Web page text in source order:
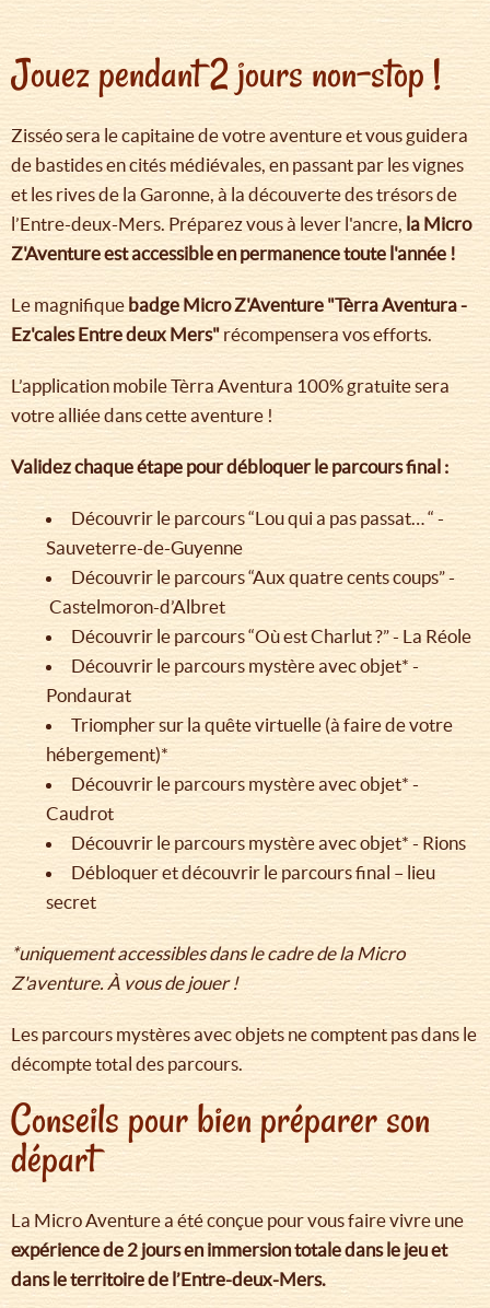
Jouez pendant 2 jours non-stop !
Zisséo sera le capitaine de votre aventure et vous guidera
de bastides en cités médiévales, en passant par les vignes
et les rives de la Garonne, à la découverte des trésors de
l’Entre-deux-Mers. Préparez vous à lever l'ancre, la Micro
Z'Aventure est accessible en permanence toute l'année !
Le magnifique badge Micro Z'Aventure "Tèrra Aventura -
Ez'cales Entre deux Mers" récompensera vos efforts.
L’application mobile Tèrra Aventura 100% gratuite sera
votre alliée dans cette aventure !
Validez chaque étape pour débloquer le parcours final :
Découvrir le parcours “Lou qui a pas passat… “ -
Sauveterre-de-Guyenne
Découvrir le parcours “Aux quatre cents coups” -
Castelmoron-d’Albret
Découvrir le parcours “Où est Charlut ?” - La Réole
Découvrir le parcours mystère avec objet* -
Pondaurat
Triompher sur la quête virtuelle (à faire de votre
hébergement)*
Découvrir le parcours mystère avec objet* -
Caudrot
Découvrir le parcours mystère avec objet* - Rions
Débloquer et découvrir le parcours final – lieu
secret
*uniquement accessibles dans le cadre de la Micro
Z'aventure. À vous de jouer !
Les parcours mystères avec objets ne comptent pas dans le
décompte total des parcours.
Conseils pour bien préparer son
départ
La Micro Aventure a été conçue pour vous faire vivre une
expérience de 2 jours en immersion totale dans le jeu et
dans le territoire de l’Entre-deux-Mers.